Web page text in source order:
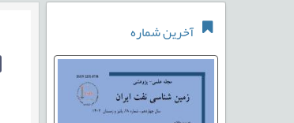
آخرین شماره